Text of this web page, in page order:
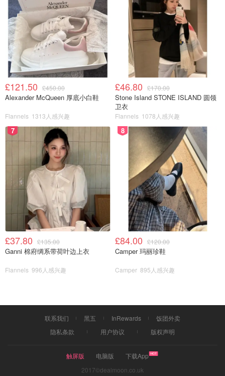
我最近买的含咖啡因眼霜就是其中一个我闲置的护肤品。它
说是可以唤醒肌肤提亮肤色，用久了可以去黑眼圈。我买的
时候被它的广告吸引了，但是买了之后才发现，它里面的是
肉粉色。看起来不像平时的眼霜颜色，后来看成分，发现原
来是加了云母和二氧化钛。其实这个就是像眼部遮瑕膏一样
道理。使用感觉下来，保湿程度不够，而且还会产生细纹。
现在趁着断舍离活动，我把闲置下来的护肤品化妆品扔掉。
£121.50 £450.00
Alexander McQueen 厚底小白鞋
Flannels 1313人感兴趣
£46.80 £170.00
Stone Island STONE ISLAND 圆领
卫衣
Flannels 1078人感兴趣
7
£37.80 £135.00
Ganni 棉府绸系带荷叶边上衣
Flannels 996人感兴趣
8
£84.00 £120.00
Camper 玛丽珍鞋
Camper 895人感兴趣
联系我们 黑五 InRewards
饭团外卖
隐私条款
用户协议 版权声明
触屏版 电脑版
下载App
2017©dealmoon.co.uk